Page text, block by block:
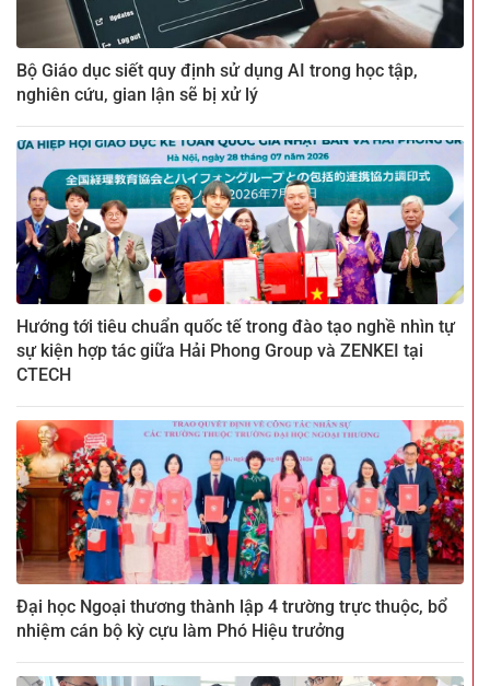
Bộ Giáo dục siết quy định sử dụng AI trong học tập,
nghiên cứu, gian lận sẽ bị xử lý
Hướng tới tiêu chuẩn quốc tế trong đào tạo nghề nhìn tự
sự kiện hợp tác giữa Hải Phong Group và ZENKEI tại
CTECH
Đại học Ngoại thương thành lập 4 trường trực thuộc, bổ
nhiệm cán bộ kỳ cựu làm Phó Hiệu trưởng